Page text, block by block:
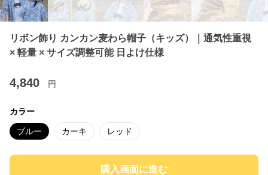
リボン飾り カンカン麦わら帽子（キッズ）｜通気性重視
× 軽量 × サイズ調整可能 日よけ仕様
4,840 円
カラー
ブルー カーキ レッド
購入画面に進む